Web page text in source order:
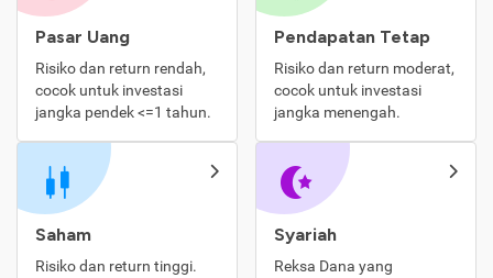
Pasar Uang
Risiko dan return rendah,
cocok untuk investasi
jangka pendek <=1 tahun.
Pendapatan Tetap
Risiko dan return moderat,
cocok untuk investasi
jangka menengah.
Saham
Risiko dan return tinggi.
Syariah
Reksa Dana yang